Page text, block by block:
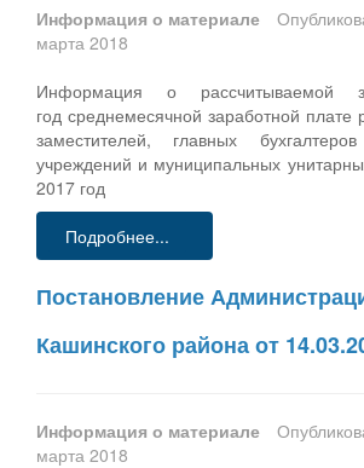
Информация о материале
марта 2018
Информация о рассчитываемой
год среднемесячной заработной плате
заместителей, главных
учреждений и муниципальных
2017 год
Подробнее...
Постановление
Кашинского района от
Информация о материале
марта 2018